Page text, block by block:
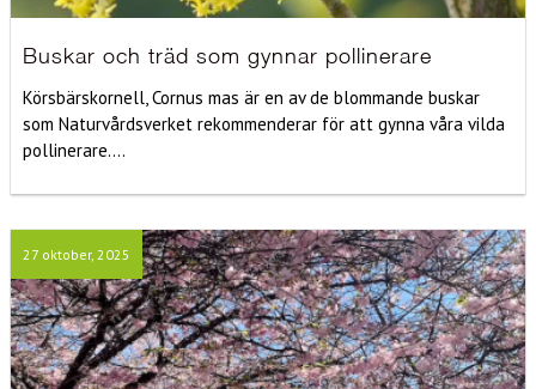
Buskar och träd som gynnar pollinerare
Körsbärskornell, Cornus mas är en av de blommande buskar
som Naturvårdsverket rekommenderar för att gynna våra vilda
pollinerare....
27 oktober, 2025